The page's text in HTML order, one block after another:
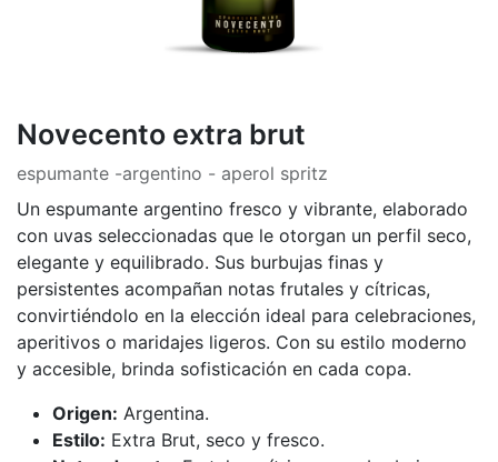
Novecento extra brut
espumante -argentino - aperol spritz
Un espumante argentino fresco y vibrante, elaborado
con uvas seleccionadas que le otorgan un perfil seco,
elegante y equilibrado. Sus burbujas finas y
persistentes acompañan notas frutales y cítricas,
convirtiéndolo en la elección ideal para celebraciones,
aperitivos o maridajes ligeros. Con su estilo moderno
y accesible, brinda sofisticación en cada copa.
Origen: Argentina.
Estilo: Extra Brut, seco y fresco.